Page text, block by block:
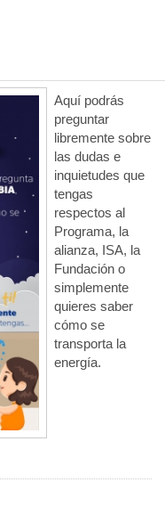
Aquí podrás
preguntar
libremente sobre
las dudas e
inquietudes que
tengas
respectos al
Programa, la
alianza, ISA, la
Fundación o
simplemente
quieres saber
cómo se
transporta la
energía.